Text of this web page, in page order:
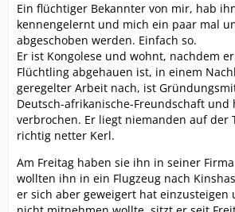
Ein flüchtiger Bekannter von mir, hab
kennengelernt und mich ein paar mal
abgeschoben werden. Einfach so.
Er ist Kongolese und wohnt, nachdem
Flüchtling abgehauen ist, in einem
geregelter Arbeit nach, ist
Deutsch-afrikanische-Freundschaft und
verbrochen. Er liegt niemanden auf der
richtig netter Kerl.
Am Freitag haben sie ihn in seiner
wollten ihn in ein Flugzeug nach
er sich aber geweigert hat einzusteigen